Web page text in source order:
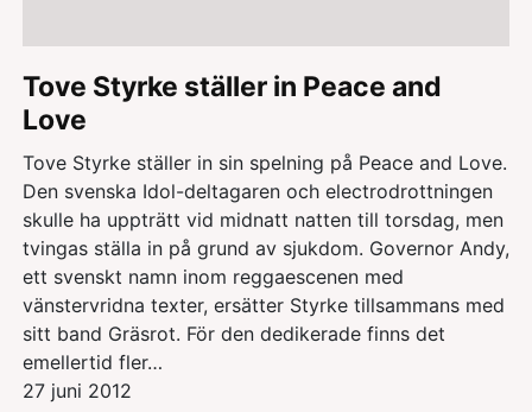
Tove Styrke ställer in Peace and
Love
Tove Styrke ställer in sin spelning på Peace and Love.
Den svenska Idol-deltagaren och electrodrottningen
skulle ha uppträtt vid midnatt natten till torsdag, men
tvingas ställa in på grund av sjukdom. Governor Andy,
ett svenskt namn inom reggaescenen med
vänstervridna texter, ersätter Styrke tillsammans med
sitt band Gräsrot. För den dedikerade finns det
emellertid fler…
27 juni 2012